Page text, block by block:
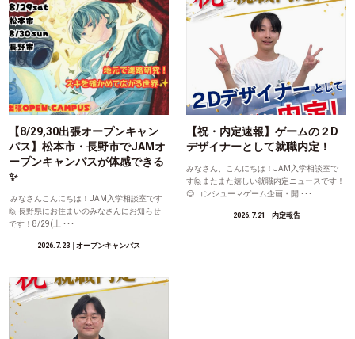
【8/29,30出張オープンキャン
パス】松本市・長野市でJAMオ
ープンキャンパスが体感できる
✨
みなさんこんにちは！JAM入学相談室です
🙋 長野県にお住まいのみなさんにお知らせ
です！8/29(土 ･･･
2026.7.23 │オープンキャンパス
【祝・内定速報】ゲームの２D
デザイナーとして就職内定！
みなさん、こんにちは！JAM入学相談室で
す🙋またまた嬉しい就職内定ニュースです！
😊 コンシューマゲーム企画・開 ･･･
2026.7.21 │内定報告